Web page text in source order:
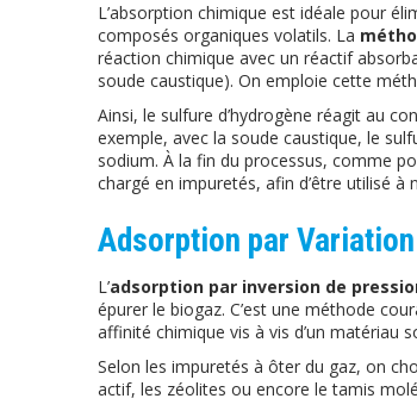
L’absorption chimique est idéale pour
composés organiques volatils. La
réaction chimique avec un réactif
soude caustique). On emploie cette
Ainsi, le sulfure d’hydrogène réagit au
exemple, avec la soude caustique, le
sodium. À la fin du processus, comme
chargé en impuretés, afin d’être utilisé à
Adsorption par
L’adsorption par inversion de
épurer le biogaz. C’est une méthode
affinité chimique vis à vis d’un matériau
Selon les impuretés à ôter du gaz, on
actif, les zéolites ou encore le tamis